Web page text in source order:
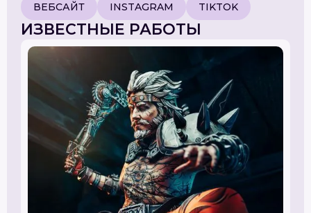
ВЕБСАЙТ
INSTAGRAM TIKTOK
ИЗВЕСТНЫЕ РАБОТЫ